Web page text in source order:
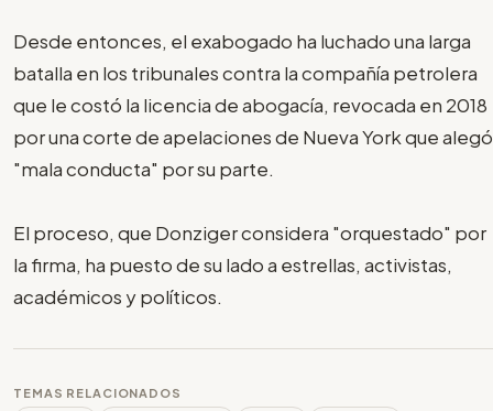
Desde entonces, el exabogado ha luchado una larga
batalla en los tribunales contra la compañía petrolera
que le costó la licencia de abogacía, revocada en 2018
por una corte de apelaciones de Nueva York que alegó
"mala conducta" por su parte.
El proceso, que Donziger considera "orquestado" por
la firma, ha puesto de su lado a estrellas, activistas,
académicos y políticos.
TEMAS RELACIONADOS